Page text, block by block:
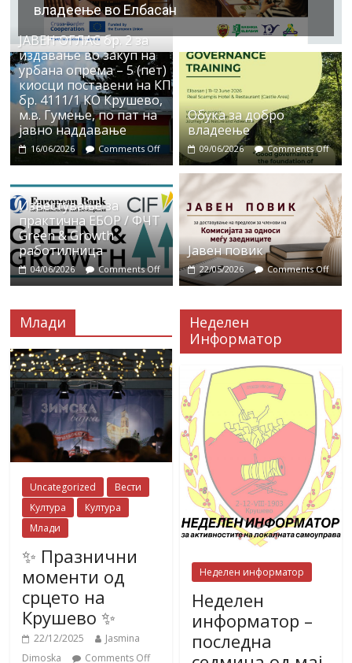
владеење во Елбасан
ЈАВЕН ОГЛАС бр. 2 за
издавање во закуп на
урбана опрема – 5 (пет)
киосци поставени на КП
бр. 4111/1 КО Крушево,
м.в. Гумење, по пат на
јавно наддавање
16/06/2026 Comments Off
Обука за добро
владеење
09/06/2026 Comments Off
Известување за
практична ЕБОР / ФЧТ
Green & Growth
работилница
04/06/2026 Comments Off
Јавен повик
22/05/2026 Comments Off
Млади
Uncategorized
Вести
Култура
Култура
Млади
✨ Празнични
моменти од
срцето на
Крушево ✨
22/12/2025
Jasmina
Dimoska
Comments Off
Неделен
Информатор
Неделен информатор
Неделен
информатор –
последна